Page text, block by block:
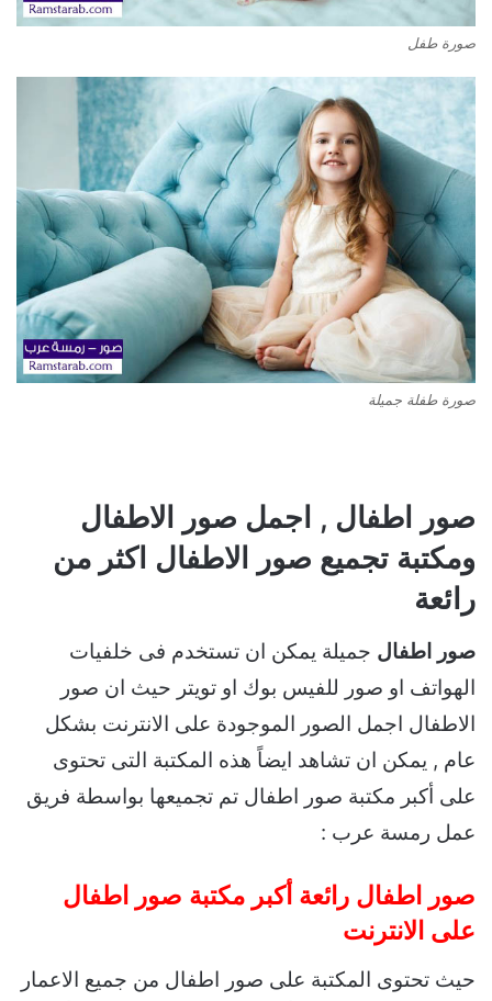
صورة طفل
صورة طفلة جميلة
صور اطفال , اجمل صور الاطفال
ومكتبة تجميع صور الاطفال اكثر من
رائعة
صور اطفال جميلة يمكن ان تستخدم فى خلفيات
الهواتف او صور للفيس بوك او تويتر حيث ان صور
الاطفال اجمل الصور الموجودة على الانترنت بشكل
عام , يمكن ان تشاهد ايضاً هذه المكتبة التى تحتوى
على أكبر مكتبة صور اطفال تم تجميعها بواسطة فريق
عمل رمسة عرب :
صور اطفال رائعة أكبر مكتبة صور اطفال
على الانترنت
حيث تحتوى المكتبة على صور اطفال من جميع الاعمار